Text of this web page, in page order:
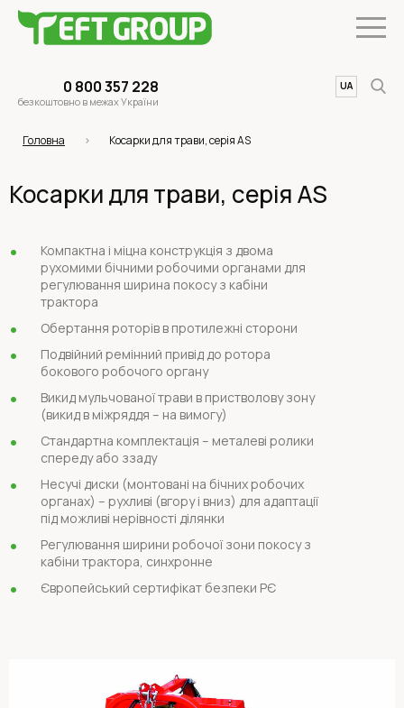
0 800 357 228
безкоштовно в межах України
UA
EN
Головна Косарки для трави, серія AS
Косарки для трави, серія AS
Компактна і міцна конструкція з двома
рухомими бічними робочими органами для
регулювання ширина покосу з кабіни
трактора
Обертання роторів в протилежні сторони
Подвійний ремінний привід до ротора
бокового робочого органу
Викид мульчованої трави в пристволову зону
(викид в міжряддя – на вимогу)
Стандартна комплектація – металеві ролики
спереду або ззаду
Несучі диски (монтовані на бічних робочих
органах) – рухливі (вгору і вниз) для адаптації
під можливі нерівності ділянки
Регулювання ширини робочої зони покосу з
кабіни трактора, синхронне
Європейський сертифікат безпеки РЄ